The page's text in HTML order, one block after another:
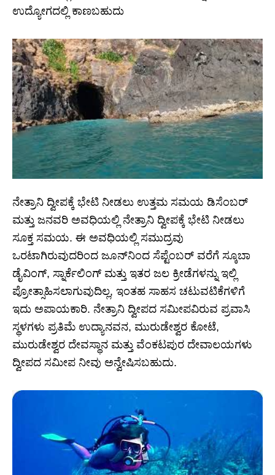
ಉದ್ಯೋಗದಲ್ಲಿ ಕಾಣಬಹುದು
ನೇತ್ರಾನಿ ದ್ವೀಪಕ್ಕೆ ಭೇಟಿ ನೀಡಲು ಉತ್ತಮ ಸಮಯ ಡಿಸೆಂಬರ್
ಮತ್ತು ಜನವರಿ ಅವಧಿಯಲ್ಲಿ ನೇತ್ರಾನಿ ದ್ವೀಪಕ್ಕೆ ಭೇಟಿ ನೀಡಲು
ಸೂಕ್ತ ಸಮಯ. ಈ ಅವಧಿಯಲ್ಲಿ ಸಮುದ್ರವು
ಒರಟಾಗಿರುವುದರಿಂದ ಜೂನ್‌ನಿಂದ ಸೆಪ್ಟೆಂಬರ್ ವರೆಗೆ ಸ್ಕೂಬಾ
ಡೈವಿಂಗ್, ಸ್ನಾರ್ಕೆಲಿಂಗ್ ಮತ್ತು ಇತರ ಜಲ ಕ್ರೀಡೆಗಳನ್ನು ಇಲ್ಲಿ
ಪ್ರೋತ್ಸಾಹಿಸಲಾಗುವುದಿಲ್ಲ, ಇಂತಹ ಸಾಹಸ ಚಟುವಟಿಕೆಗಳಿಗೆ
ಇದು ಅಪಾಯಕಾರಿ. ನೇತ್ರಾನಿ ದ್ವೀಪದ ಸಮೀಪವಿರುವ ಪ್ರವಾಸಿ
ಸ್ಥಳಗಳು ಪ್ರತಿಮೆ ಉದ್ಯಾನವನ, ಮುರುಡೇಶ್ವರ ಕೋಟೆ,
ಮುರುಡೇಶ್ವರ ದೇವಸ್ಥಾನ ಮತ್ತು ವೆಂಕಟಪುರ ದೇವಾಲಯಗಳು
ದ್ವೀಪದ ಸಮೀಪ ನೀವು ಅನ್ವೇಷಿಸಬಹುದು.